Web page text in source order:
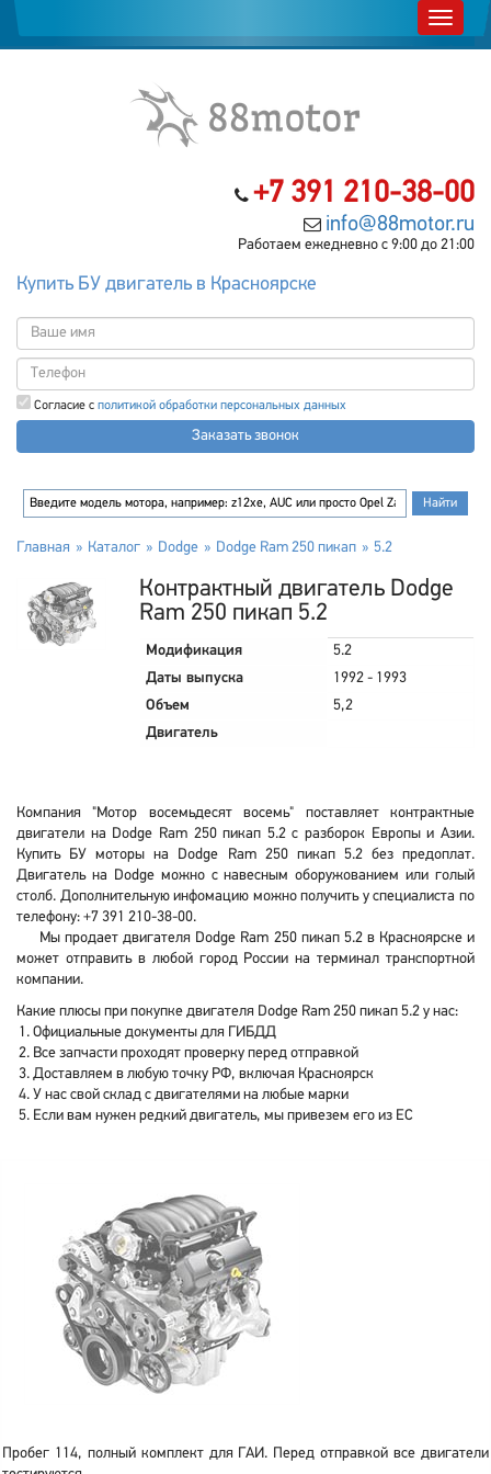
+7 391 210-38-00
info@88motor.ru
Работаем ежедневно с 9:00 до 21:00
Купить БУ двигатель в Красноярске
Согласие с политикой обработки персональных данных
Заказать звонок
Главная Каталог Dodge Dodge Ram 250 пикап 5.2
Контрактный двигатель Dodge
Ram 250 пикап 5.2
Модификация
5.2
Даты выпуска
1992 - 1993
Объем
5,2
Двигатель
Компания "Мотор восемьдесят восемь" поставляет контрактные
двигатели на Dodge Ram 250 пикап 5.2 с разборок Европы и Азии.
Купить БУ моторы на Dodge Ram 250 пикап 5.2 без предоплат.
Двигатель на Dodge можно с навесным оборужованием или голый
столб. Дополнительную инфомацию можно получить у специалиста по
телефону: +7 391 210-38-00.
Мы продает двигателя Dodge Ram 250 пикап 5.2 в Красноярске и
может отправить в любой город России на терминал транспортной
компании.
Какие плюсы при покупке двигателя Dodge Ram 250 пикап 5.2 у нас:
Официальные документы для ГИБДД
Все запчасти проходят проверку перед отправкой
Доставляем в любую точку РФ, включая Красноярск
У нас свой склад с двигателями на любые марки
Если вам нужен редкий двигатель, мы привезем его из ЕС
Пробег 114, полный комплект для ГАИ. Перед отправкой все двигатели